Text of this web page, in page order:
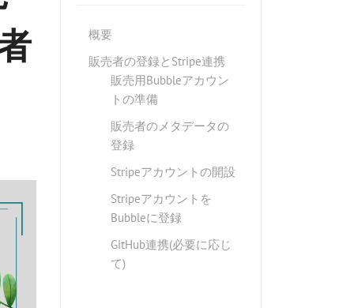
概要
販売者の登録とStripe連携
販売用Bubbleアカウン
トの準備
販売者のメタデータの
登録
Stripeアカウントの開設
Stripeアカウントを
Bubbleに登録
GitHub連携(必要に応じ
て)